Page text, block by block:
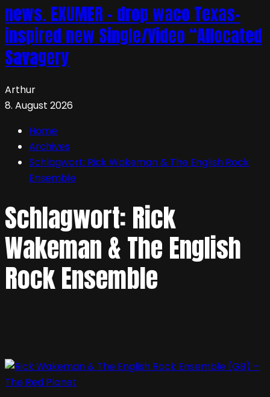
news. EXUMER – drop waco Texas-
inspired new Single/Video “Allocated
Savagery
Arthur
8. August 2026
Home
Archives
Schlagwort: Rick Wakeman & The English Rock
Ensemble
Schlagwort: Rick
Wakeman & The English
Rock Ensemble